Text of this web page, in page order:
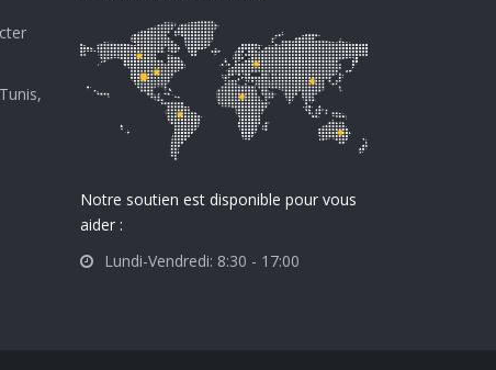
Notre soutien est disponible pour vous
aider :
Lundi-Vendredi: 8:30 - 17:00